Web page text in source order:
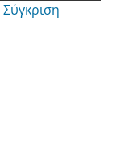
Σύγκριση